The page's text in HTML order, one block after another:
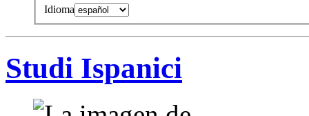
Idioma
Studi Ispanici